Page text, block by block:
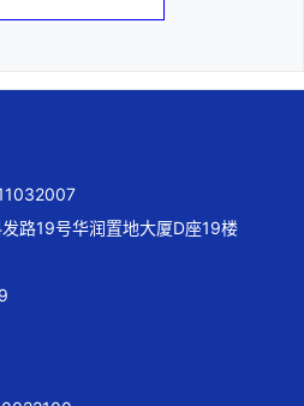
路19号华润置地大厦D座19楼